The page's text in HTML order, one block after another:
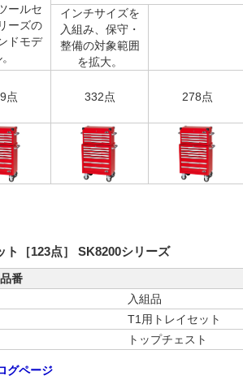
ールセ
ーズの
ドモデ
インチサイズを
入組み、保守・
整備の対象範囲
を拡大。
点 332点 278点
ト［123点］ SK8200シリーズ
品番
入組品
T1用トレイセット
トップチェスト
グページ